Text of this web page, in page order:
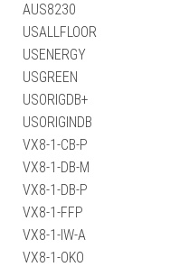
AUS8230
USALLFLOOR
USENERGY
USGREEN
USORIGDB+
USORIGINDB
VX8-1-CB-P
VX8-1-DB-M
VX8-1-DB-P
VX8-1-FFP
VX8-1-IW-A
VX8-1-OKO